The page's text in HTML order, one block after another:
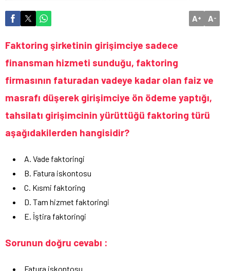
A+ A-
Faktoring şirketinin girişimciye sadece
finansman hizmeti sunduğu, faktoring
firmasının faturadan vadeye kadar olan faiz ve
masrafı düşerek girişimciye ön ödeme yaptığı,
tahsilatı girişimcinin yürüttüğü faktoring türü
aşağıdakilerden hangisidir?
A. Vade faktoringi
B. Fatura iskontosu
C. Kısmi faktoring
D. Tam hizmet faktoringi
E. İştira faktoringi
Sorunun doğru cevabı :
Fatura iskontosu